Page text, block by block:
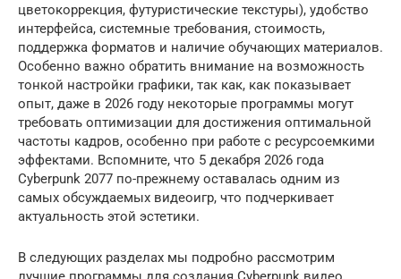
цветокоррекция, футуристические текстуры), удобство
интерфейса, системные требования, стоимость,
поддержка форматов и наличие обучающих материалов.
Особенно важно обратить внимание на возможность
тонкой настройки графики, так как, как показывает
опыт, даже в 2026 году некоторые программы могут
требовать оптимизации для достижения оптимальной
частоты кадров, особенно при работе с ресурсоемкими
эффектами. Вспомните, что 5 декабря 2026 года
Cyberpunk 2077 по-прежнему оставалась одним из
самых обсуждаемых видеоигр, что подчеркивает
актуальность этой эстетики.
В следующих разделах мы подробно рассмотрим